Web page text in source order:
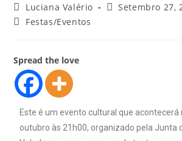
Luciana Valério
Setembro 27,
Festas/Eventos
Spread the love
Este é um evento cultural que acontecerá
outubro às 21h00, organizado pela Junta